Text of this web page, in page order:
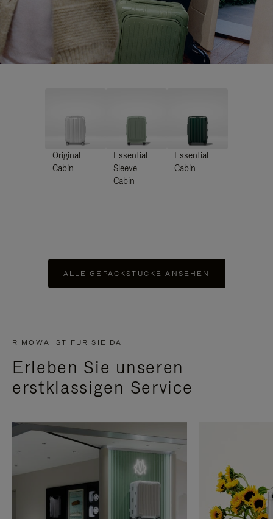
Original
Cabin
Essential
Sleeve
Cabin
Essential
Cabin
ALLE GEPÄCKSTÜCKE ANSEHEN
RIMOWA IST FÜR SIE DA
Erleben Sie unseren
erstklassigen Service